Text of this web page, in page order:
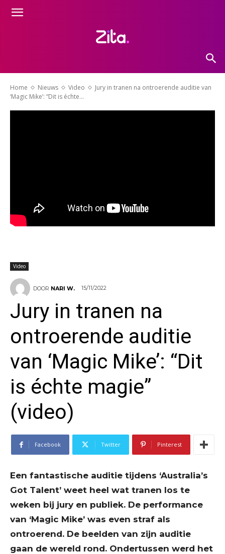
Home Nieuws Video
Jury in tranen na ontroerende auditie van
‘Magic Mike’: “Dit is échte...
Video
DOOR NARI W. 15/11/2022
Jury in tranen na
ontroerende auditie
van ‘Magic Mike’: “Dit
is échte magie”
(video)
Facebook Twitter Pinterest
Een fantastische auditie tijdens ‘Australia’s
Got Talent’ weet heel wat tranen los te
weken bij jury en publiek. De performance
van ‘Magic Mike’ was even straf als
ontroerend. De beelden van zijn auditie
gaan de wereld rond. Ondertussen werd het